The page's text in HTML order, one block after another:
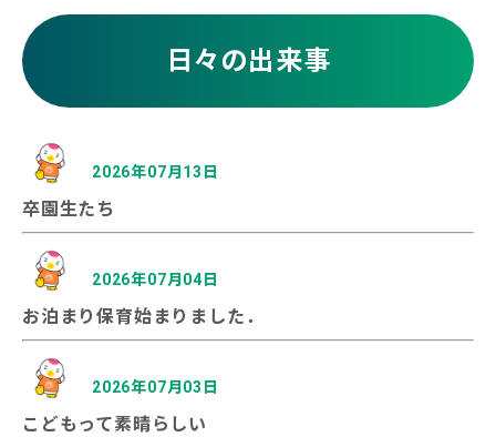
日々の出来事
2026年07月13日
卒園生たち
2026年07月04日
お泊まり保育始まりました．
2026年07月03日
こどもって素晴らしい